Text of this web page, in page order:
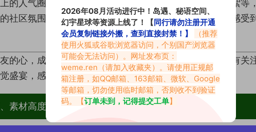
的人气圈主。她定期分享火辣养眼的日常图集、作品花絮等
社区氛围。她的内容既真实又接地气，让每一个粉丝都感受
的心，成为了抖音平台上的一颗闪耀之星。如果你还没有关
盛宴，感受她带来的无限魅力与惊喜！
素材高度去重复、逐一归档方便收藏！
2026年08月活动进行中！岛遇、秘语空间、
幻宇星球等资源上线了！【同行请勿注册开通
会员复制链接外搬，查到直接封禁！】
（推荐
使用火狐或谷歌浏览器访问，个别国产浏览器
可能会无法访问）。网址发布页：
weme.ren （请加入收藏夹）。请使用正规邮
箱注册，如QQ邮箱、163邮箱、微软、Google
等邮箱，切勿使用临时邮箱，否则收不到验证
码。【订单未到，记得提交工单】